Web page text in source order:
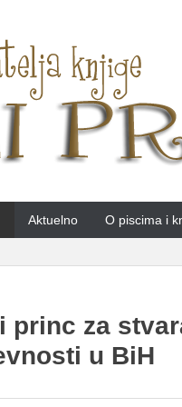
Aktuelno O piscima i
princ za
u BiH